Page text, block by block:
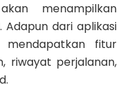
menampilkan
dari aplikasi
fitur
riwayat perjalanan,